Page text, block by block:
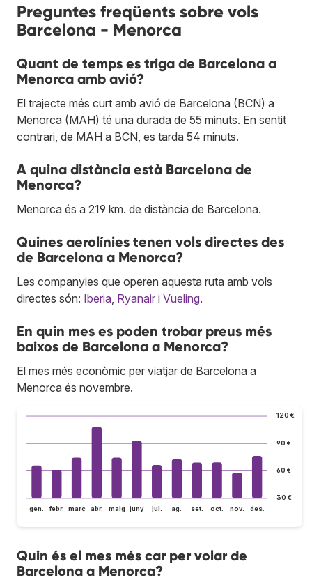
Preguntes freqüents sobre vols
Barcelona - Menorca
Quant de temps es triga de Barcelona a
Menorca amb avió?
El trajecte més curt amb avió de Barcelona (BCN) a
Menorca (MAH) té una durada de 55 minuts. En sentit
contrari, de MAH a BCN, es tarda 54 minuts.
A quina distància està Barcelona de
Menorca?
Menorca és a 219 km. de distància de Barcelona.
Quines aerolínies tenen vols directes des
de Barcelona a Menorca?
Les companyies que operen aquesta ruta amb vols
directes són: Iberia Ryanair i Vueling.
En quin mes es poden trobar preus més
baixos de Barcelona a Menorca?
El mes més econòmic per viatjar de Barcelona a
Menorca és novembre.
30 €
60 €
90 €
120 €
gen. febr. març abr. maig juny jul. ag. set. oct. nov. des.
Quin és el mes més car per volar de
Barcelona a Menorca?